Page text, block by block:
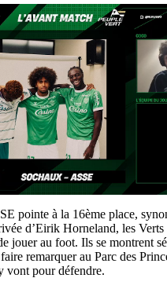
pointe à la 16ème place,
d’Eirik Horneland, les
jouer au foot. Ils se montrent
remarquer au Parc des
vont pour défendre.